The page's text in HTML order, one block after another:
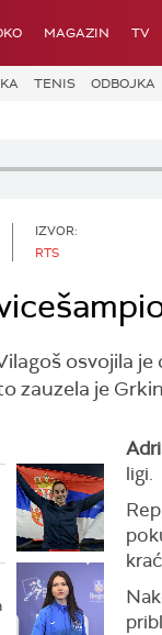
MAGAZIN TV
TENIS ODBOJKA
IZVOR:
RTS
osvojila
zauzela je
ligi.